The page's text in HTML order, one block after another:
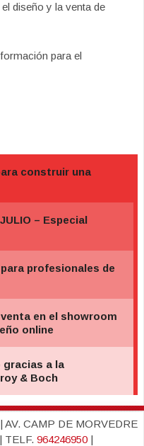
diseño y la venta de
para el
CAMP DE MORVEDRE
TELF. 964246950|